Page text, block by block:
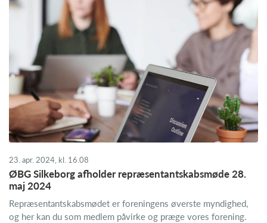
23. apr. 2024, kl. 16.08
ØBG Silkeborg afholder repræsentantskabsmøde 28.
maj 2024
Repræsentantskabsmødet er foreningens øverste myndighed,
og her kan du som medlem påvirke og præge vores forening.